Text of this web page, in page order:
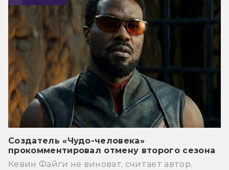
Создатель «Чудо-человека»
прокомментировал отмену второго сезона
Кевин Файги не виноват, считает автор.